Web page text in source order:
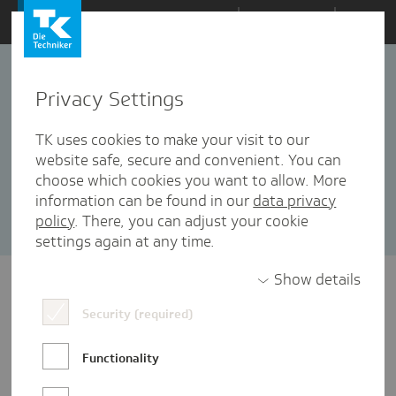
Zum
Inhalt
springen
#besserversorgt
6 Artikel in dieser Kategorie enthalten
Sortieren nach: Datum Popularität
Privacy Settings
TK uses cookies to make your visit to our
website safe, secure and convenient. You can
choose which cookies you want to allow. More
information can be found in our data privacy
policy. There, you can adjust your cookie
settings again at any time.
Show details
Security (required)
Functionality